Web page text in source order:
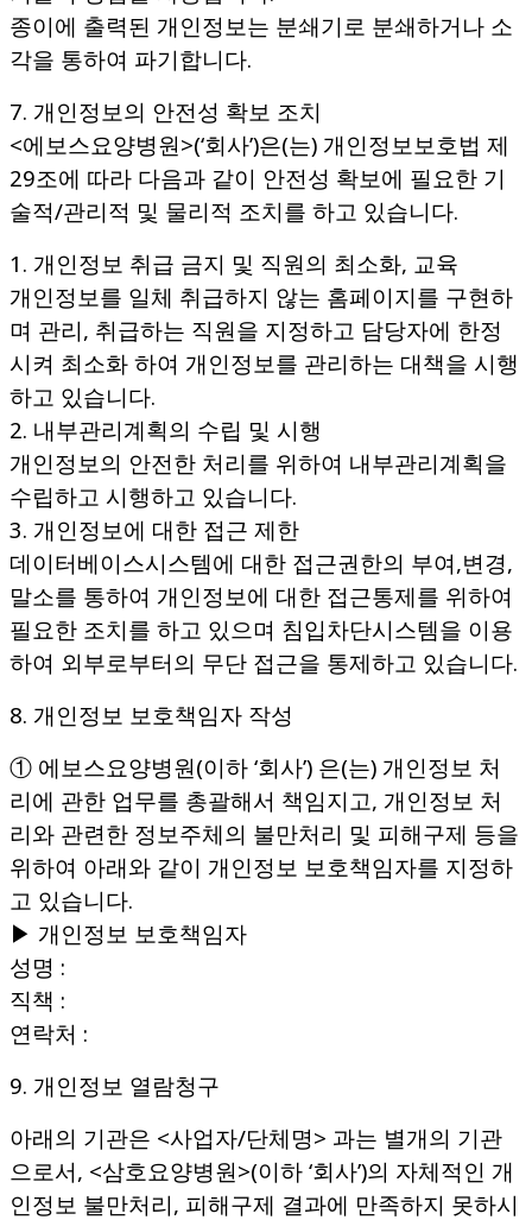
종이에 출력된 개인정보는 분쇄기로 분쇄하거나 소
각을 통하여 파기합니다.
7. 개인정보의 안전성 확보 조치
<에보스요양병원>(‘회사’)은(는) 개인정보보호법 제
29조에 따라 다음과 같이 안전성 확보에 필요한 기
술적/관리적 및 물리적 조치를 하고 있습니다.
1. 개인정보 취급 금지 및 직원의 최소화, 교육
개인정보를 일체 취급하지 않는 홈페이지를 구현하
며 관리, 취급하는 직원을 지정하고 담당자에 한정
시켜 최소화 하여 개인정보를 관리하는 대책을 시행
하고 있습니다.
2. 내부관리계획의 수립 및 시행
개인정보의 안전한 처리를 위하여 내부관리계획을
수립하고 시행하고 있습니다.
3. 개인정보에 대한 접근 제한
데이터베이스시스템에 대한 접근권한의 부여,변경,
말소를 통하여 개인정보에 대한 접근통제를 위하여
필요한 조치를 하고 있으며 침입차단시스템을 이용
하여 외부로부터의 무단 접근을 통제하고 있습니다.
8. 개인정보 보호책임자 작성
① 에보스요양병원(이하 ‘회사’) 은(는) 개인정보 처
리에 관한 업무를 총괄해서 책임지고, 개인정보 처
리와 관련한 정보주체의 불만처리 및 피해구제 등을
위하여 아래와 같이 개인정보 보호책임자를 지정하
고 있습니다.
▶ 개인정보 보호책임자
성명 :
직책 :
연락처 :
9. 개인정보 열람청구
아래의 기관은 <사업자/단체명> 과는 별개의 기관
으로서, <삼호요양병원>(이하 ‘회사’)의 자체적인 개
인정보 불만처리, 피해구제 결과에 만족하지 못하시